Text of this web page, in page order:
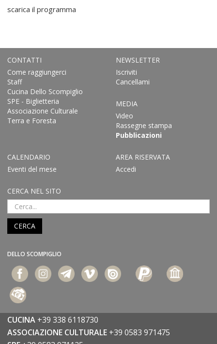
scarica il programma
CONTATTI
Come raggiungerci
Staff
Cucina Dello Scompiglio
SPE - Biglietteria
Associazione Culturale
Terra e Foresta
NEWSLETTER
Iscriviti
Cancellami
MEDIA
Video
Rassegne stampa
Pubblicazioni
CALENDARIO
Eventi del mese
AREA RISERVATA
Accedi
CERCA NEL SITO
CERCA
DELLO SCOMPIGLIO
CUCINA +39 338 6118730
ASSOCIAZIONE CULTURALE +39 0583 971475